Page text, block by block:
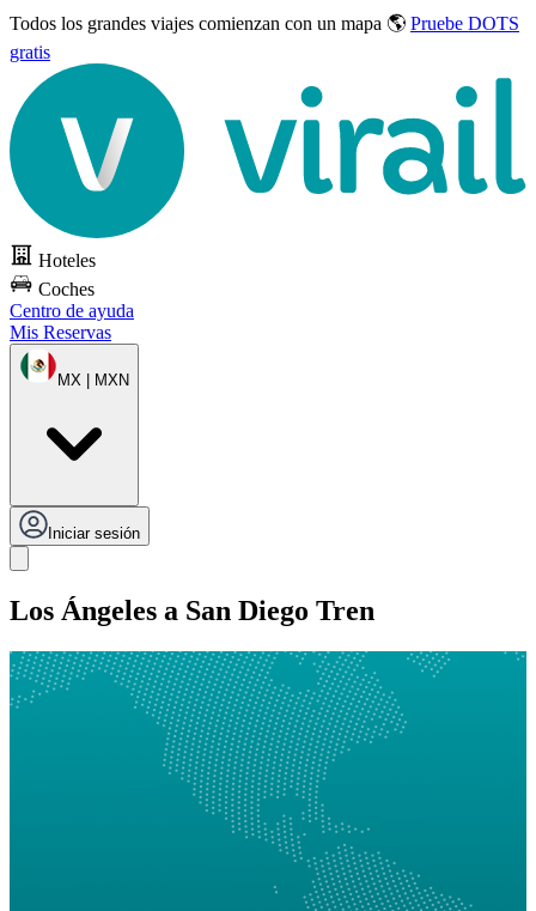
Todos los grandes viajes comienzan con un mapa 🌎 Pruebe DOTS
gratis
Hoteles
Coches
Centro de ayuda
Mis Reservas
MX | MXN
Iniciar sesión
Los Ángeles a San Diego Tren